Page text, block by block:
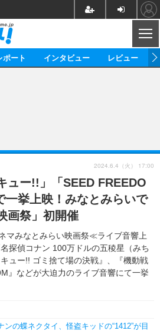
グッズ
海外
ビジネス
アーティスト
実写
イベント
座談会
映画/ドラマ
ABEMA Cafe
ポート インタビュー レビュー
ュー!!」「SEED FREEDO
一挙上映！みなとみらいで
画祭」初開催
ネマみなとみらい映画祭≪ライブ音響上
探偵コナン 100万ドルの五稜星（みち
ュー!! ゴミ捨て場の決戦』、『機動戦
』などが大迫力のライブ音響にて一挙
ンの蝶ネクタイ、怪盗キッドの“1412”が目
2024.6.4（火） 17:00